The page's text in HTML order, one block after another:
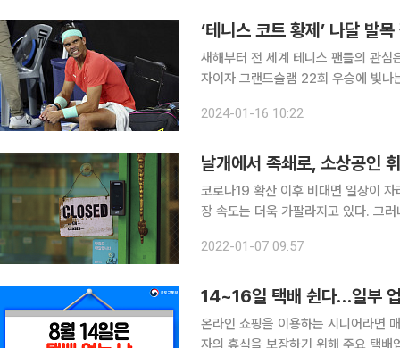
‘테니스 코트 황제’ 나달 발
새해부터 전 세계 테니스 팬들의 관
자이자 그랜드슬램 22회 우승에 빛나
리근, iliopsoas muscle) 2급 파
2024-01-16 10:22
날개에서 족쇄로, 소상공인
코로나19 확산 이후 비대면 일상이 자리 잡으면서 네이버, 카카오, 쿠팡 등 대형 온라인 플랫폼의 성
장 속도는 더욱 가팔라지고 있다. 그
의민족 등 온라인 플랫폼은 판매자와
2022-01-07 09:57
14~16일 택배 쉰다…일부
온라인 쇼핑을 이용하는 시니어라면
자의 휴식을 보장하기 위해 주요 택배